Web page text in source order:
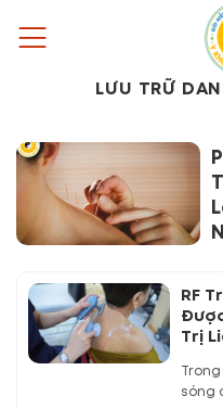
qua
LƯU TRỮ
RF
Trị
sóng